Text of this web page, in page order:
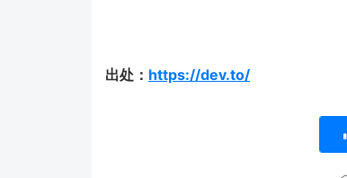
出处： https://dev.to/